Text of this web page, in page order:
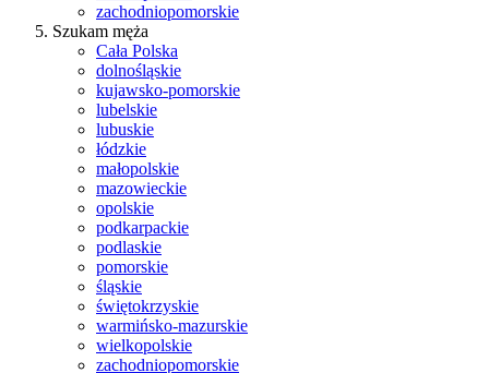
zachodniopomorskie
Szukam męża
Cała Polska
dolnośląskie
kujawsko-pomorskie
lubelskie
lubuskie
łódzkie
małopolskie
mazowieckie
opolskie
podkarpackie
podlaskie
pomorskie
śląskie
świętokrzyskie
warmińsko-mazurskie
wielkopolskie
zachodniopomorskie